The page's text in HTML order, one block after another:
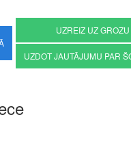
UZREIZ UZ GROZU
UZDOT JAUTĀJUMU PAR